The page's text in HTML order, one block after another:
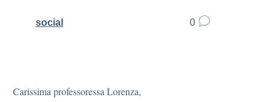
social 0
Carissima professoressa Lorenza,